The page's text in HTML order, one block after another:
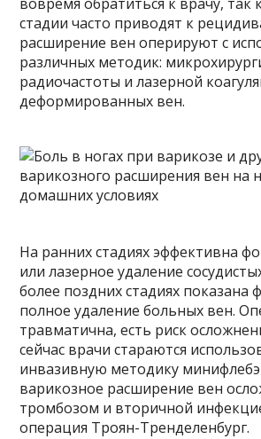
стадии часто приводят к
расширение вен оперируют с
различных методик:
радиочастоты и лазерной
деформированных вен.
На ранних стадиях эффективна
или лазерное удаление
более поздних стадиях показана
полное удаление больных вен.
травматична, есть риск
сейчас врачи стараются
инвазивную методику
варикозное расширение вен
тромбозом и вторичной
операция Троян-Тренделенбург.